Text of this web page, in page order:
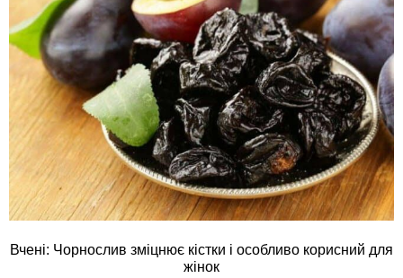
Вчені: Чорнослив зміцнює кістки і особливо корисний для
жінок